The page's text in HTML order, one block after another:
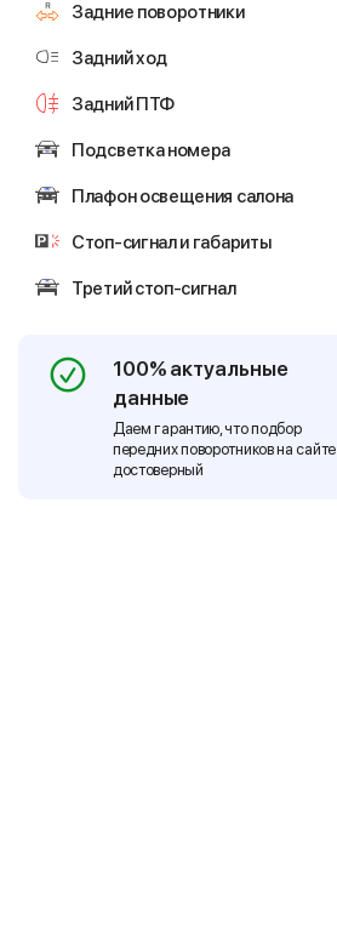
Задние поворотники
Задний ход
Задний ПТФ
Подсветка номера
Плафон освещения салона
Стоп-сигнал и габариты
Третий стоп-сигнал
100% актуальные
данные
Даем гарантию, что подбор
передних поворотников на сайте
достоверный